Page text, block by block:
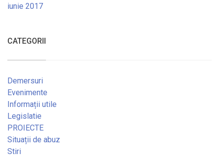
iunie 2017
CATEGORII
Demersuri
Evenimente
Informații utile
Legislatie
PROIECTE
Situații de abuz
Stiri